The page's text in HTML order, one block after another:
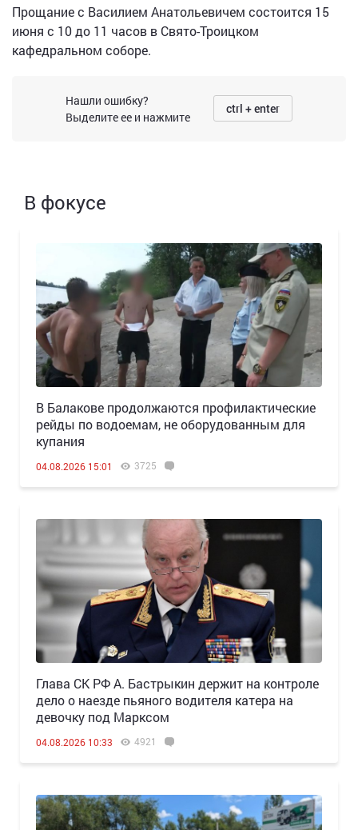
Прощание с Василием Анатольевичем состоится 15
июня с 10 до 11 часов в Свято-Троицком
кафедральном соборе.
Нашли ошибку?
Выделите ее и нажмите
ctrl + enter
В фокусе
В Балакове продолжаются профилактические
рейды по водоемам, не оборудованным для
купания
04.08.2026 15:01 3725
Глава СК РФ А. Бастрыкин держит на контроле
дело о наезде пьяного водителя катера на
девочку под Марксом
04.08.2026 10:33 4921